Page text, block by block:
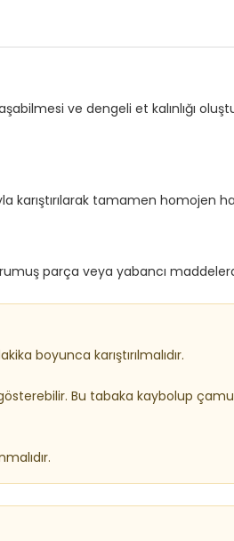
ve dengeli et kalınlığı
karıştırılarak tamamen homojen
parça veya yabancı
boyunca karıştırılmalıdır.
Bu tabaka kaybolup